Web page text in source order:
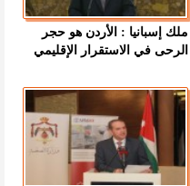
ملك إسبانيا : الأردن هو حجر
الرحى في الاستقرار الإقليمي